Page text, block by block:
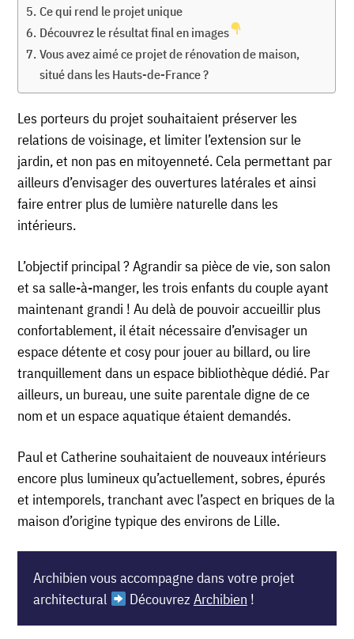
Ce qui rend le projet unique
Découvrez le résultat final en images
Vous avez aimé ce projet de rénovation de maison,
situé dans les Hauts-de-France ?
Les porteurs du projet souhaitaient préserver les
relations de voisinage, et limiter l’extension sur le
jardin, et non pas en mitoyenneté. Cela permettant par
ailleurs d’envisager des ouvertures latérales et ainsi
faire entrer plus de lumière naturelle dans les
intérieurs.
L’objectif principal ? Agrandir sa pièce de vie, son salon
et sa salle-à-manger, les trois enfants du couple ayant
maintenant grandi ! Au delà de pouvoir accueillir plus
confortablement, il était nécessaire d’envisager un
espace détente et cosy pour jouer au billard, ou lire
tranquillement dans un espace bibliothèque dédié. Par
ailleurs, un bureau, une suite parentale digne de ce
nom et un espace aquatique étaient demandés.
Paul et Catherine souhaitaient de nouveaux intérieurs
encore plus lumineux qu’actuellement, sobres, épurés
et intemporels, tranchant avec l’aspect en briques de la
maison d’origine typique des environs de Lille.
Archibien vous accompagne dans votre projet
architectural
Découvrez Archibien !